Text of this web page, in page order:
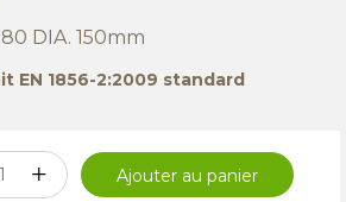
DIA. 150mm
EN 1856-2:2009 standard
Ajouter au panier